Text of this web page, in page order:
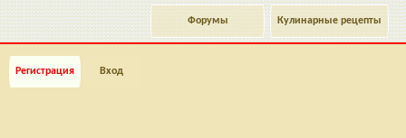
Кулинарные рецепты
Форумы
Регистрация Вход